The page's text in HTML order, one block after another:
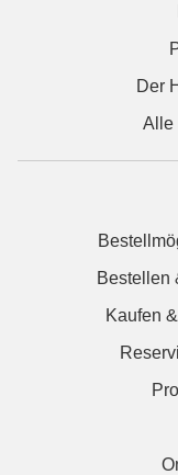
Der
Alle
Bestellen
Kaufen